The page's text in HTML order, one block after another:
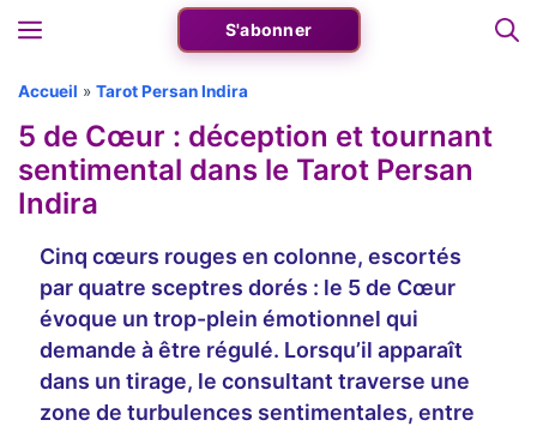
Aller
contenu
S'abonner
Menu
Accueil » Tarot Persan Indira
5 de Cœur : déception et tournant
sentimental dans le Tarot Persan
Indira
Cinq cœurs rouges en colonne, escortés
par quatre sceptres dorés : le 5 de Cœur
évoque un trop-plein émotionnel qui
demande à être régulé. Lorsqu’il apparaît
dans un tirage, le consultant traverse une
zone de turbulences sentimentales, entre